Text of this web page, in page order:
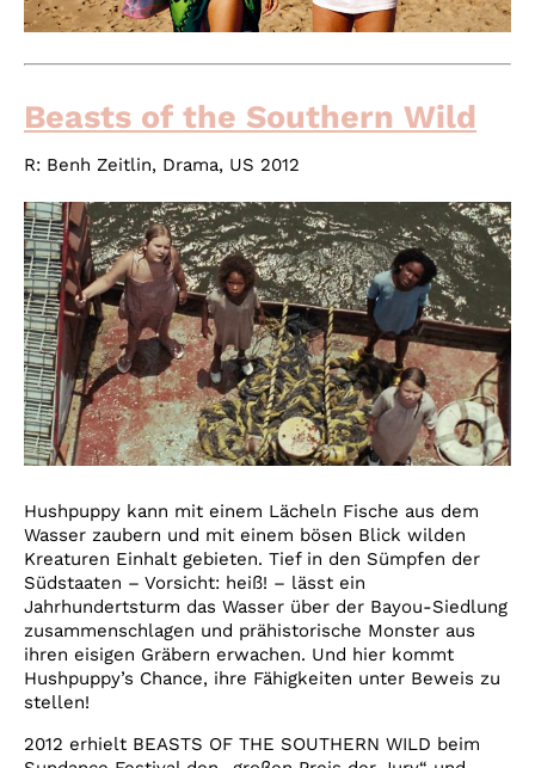
Beasts of the Southern Wild
R: Benh Zeitlin, Drama, US 2012
Hushpuppy kann mit einem Lächeln Fische aus dem
Wasser zaubern und mit einem bösen Blick wilden
Kreaturen Einhalt gebieten. Tief in den Sümpfen der
Südstaaten – Vorsicht: heiß! – lässt ein
Jahrhundertsturm das Wasser über der Bayou-Siedlung
zusammenschlagen und prähistorische Monster aus
ihren eisigen Gräbern erwachen. Und hier kommt
Hushpuppy’s Chance, ihre Fähigkeiten unter Beweis zu
stellen!
2012 erhielt BEASTS OF THE SOUTHERN WILD beim